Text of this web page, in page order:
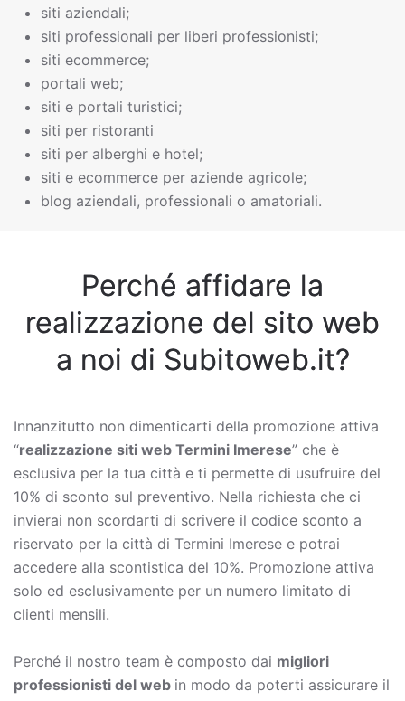
siti aziendali;
siti professionali per liberi professionisti;
siti ecommerce;
portali web;
siti e portali turistici;
siti per ristoranti
siti per alberghi e hotel;
siti e ecommerce per aziende agricole;
blog aziendali, professionali o amatoriali.
Perché affidare la
realizzazione del sito web
a noi di Subitoweb.it?
Innanzitutto non dimenticarti della promozione attiva
“realizzazione siti web Termini Imerese” che è
esclusiva per la tua città e ti permette di usufruire del
10% di sconto sul preventivo. Nella richiesta che ci
invierai non scordarti di scrivere il codice sconto a
riservato per la città di Termini Imerese e potrai
accedere alla scontistica del 10%. Promozione attiva
solo ed esclusivamente per un numero limitato di
clienti mensili.
Perché il nostro team è composto dai migliori
professionisti del web in modo da poterti assicurare il